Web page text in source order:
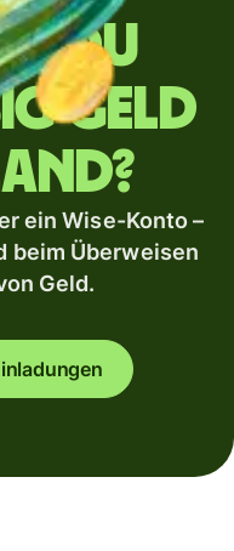
du
Geld
ein Wise-Konto –
beim Überweisen
Geld.